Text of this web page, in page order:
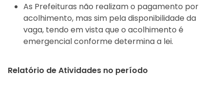
As Prefeituras não realizam o pagamento por
acolhimento, mas sim pela disponibilidade da
vaga, tendo em vista que o acolhimento é
emergencial conforme determina a lei.
Relatório de Atividades no período